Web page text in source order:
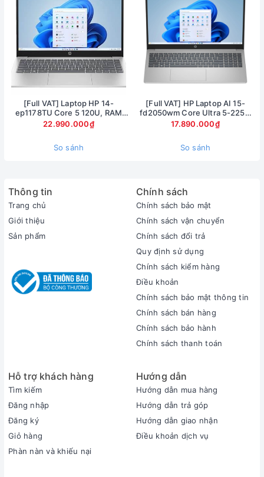
1235U mang đến hiệu năng khá khỏe mà vẫn tiết
kiệm điện giúp sử dụng các tác vụ học tập , làm việc
văn phòng một cách mượt mà . Máy được trang bị
Ram 8gb giúp mở sử dụng các tác vụ học tập , văn
phòng mở 4-5 tab chạy mượt mà , bộ nhớ SSD
256gb với tốc độ đọc nhanh , giúp truyền tải dữ liệu
nhanh chóng , mở ứng dụng hay mở máy nhanh mượt
mà
Màn hình sắc nét
Surface Laptop 5 được trang bị màn hình 13.5 inch
2.5K+ 2256 X 1504 cho hình ảnh sắc nét , chân thực
đến từng chi tiết . Sử dụng cấu hình màu sRGB kết
hợp cùng tỉ lệ khung hình 3:2 mang đến cho người
dùng những trải nghiệm sắc nét và chân thật nhất.
[Full VAT] Laptop HP 14-
ep1178TU Core 5 120U, RAM
16GB, SSD 1TB, 14 inch FHD,
Windows 11
22.990.000₫
So sánh
[Full VAT] HP Laptop AI 15-
fd2050wm Core Ultra 5-225U
Ram 8GB SSD 512GB Màn hình
15.6inch FullHD Touch
17.890.000₫
So sánh
Thông tin
Trang chủ
Giới thiệu
Sản phẩm
Chính sách
Chính sách bảo mật
Chính sách vận chuyển
Chính sách đổi trả
Quy định sử dụng
Chính sách kiểm hàng
Điều khoản
Chính sách bảo mật thông tin
Chính sách bán hàng
Chính sách bảo hành
Chính sách thanh toán
Hỗ trợ khách hàng
Tìm kiếm
Đăng nhập
Đăng ký
Giỏ hàng
Phàn nàn và khiếu nại
Hướng dẫn
Hướng dẫn mua hàng
Hướng dẫn trả góp
Hướng dẫn giao nhận
Điều khoản dịch vụ